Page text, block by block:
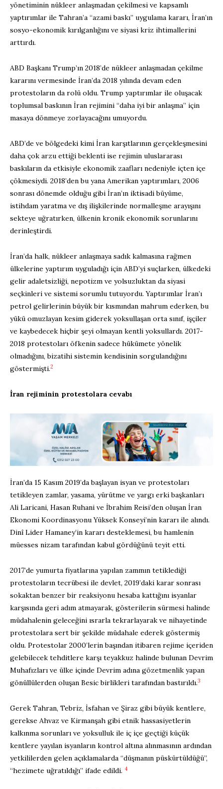
yönetiminin nükleer anlaşmadan çekilmesi ve kapsamlı
yaptırımlar ile Tahran’a “azami baskı” uygulama kararı, İran’ın
sosyo-ekonomik kırılganlığını ve siyasi kriz ihtimallerini
arttırdı.
ABD Başkanı Trump’ın 2018’de nükleer anlaşmadan çekilme
kararını vermesinde İran’da 2018 yılında devam eden
protestoların da rolü oldu. Trump yaptırımlar ile oluşacak
toplumsal baskının İran rejimini “daha iyi bir anlaşma” için
masaya dönmeye zorlayacağını umuyordu.
ABD’de ve bölgedeki kimi İran karşıtlarının gerçekleşmesini
daha çok arzu ettiği beklenti ise rejimin uluslararası
baskıların da etkisiyle ekonomik zaafları nedeniyle içten içe
çökmesiydi. 2018’den bu yana Amerikan yaptırımları, 2006
sonrası dönemde olduğu gibi İran’ın iktisadi büyüme,
istihdam yaratma ve dış ilişkilerinde normalleşme arayışını
sekteye uğratırken, ülkenin kronik ekonomik sorunlarını
derinleştirdi.
İran’da halk, nükleer anlaşmaya sadık kalmasına rağmen
ülkelerine yaptırım uyguladığı için ABD’yi suçlarken, ülkedeki
gelir adaletsizliği, nepotizm ve yolsuzluktan da siyasi
seçkinleri ve sistemi sorumlu tutuyordu. Yaptırımlar İran’ı
petrol gelirlerinin büyük bir kısmından mahrum ederken, bu
yükü omuzlayan kesim giderek yoksullaşan orta sınıf, işçiler
ve kaybedecek hiçbir şeyi olmayan kentli yoksullardı. 2017-
2018 protestoları öfkenin sadece hükümete yönelik
olmadığını, bizatihi sistemin kendisinin sorgulandığını
göstermişti.2
İran rejiminin protestolara cevabı
İran’da 15 Kasım 2019’da başlayan isyan ve protestoları
tetikleyen zamlar, yasama, yürütme ve yargı erki başkanları
Ali Laricani, Hasan Ruhani ve İbrahim Reisi’den oluşan İran
Ekonomi Koordinasyonu Yüksek Konseyi’nin kararı ile alındı.
Dinî Lider Hamaney’in kararı desteklemesi, bu hamlenin
müesses nizam tarafından kabul gördüğünü teyit etti.
2017’de yumurta fiyatlarına yapılan zammın tetiklediği
protestoların tecrübesi ile devlet, 2019’daki karar sonrası
sokaktan benzer bir reaksiyonu hesaba kattığını isyanlar
karşısında geri adım atmayarak, gösterilerin sürmesi halinde
müdahalenin geleceğini ısrarla tekrarlayarak ve nihayetinde
protestolara sert bir şekilde müdahale ederek göstermiş
oldu. Protestolar 2000’lerin başından itibaren rejime içeriden
gelebilecek tehditlere karşı teyakkuz halinde bulunan Devrim
Muhafızları ve ülke içinde Devrim adına gözetmenlik yapan
gönüllülerden oluşan Besic birlikleri tarafından bastırıldı.3
Gerek Tahran, Tebriz, İsfahan ve Şiraz gibi büyük kentlere,
gerekse Ahvaz ve Kirmanşah gibi etnik hassasiyetlerin
kalkınma sorunları ve yoksulluk ile iç içe geçtiği küçük
kentlere yayılan isyanların kontrol altına alınmasının ardından
yetkililerden gelen açıklamalarda “düşmanın püskürtüldüğü”,
“hezimete uğratıldığı” ifade edildi. 4